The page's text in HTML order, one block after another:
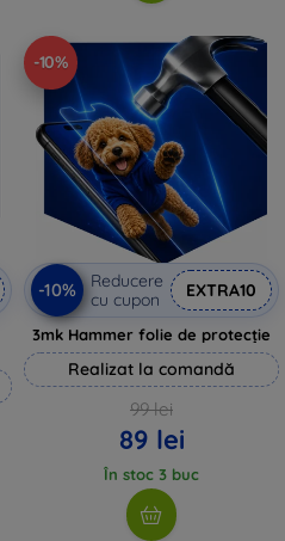
-10%
-10%
Reducere
cu cupon
EXTRA10
3mk Hammer folie de protecție
Realizat la comandă
99 lei
89 lei
În stoc 3 buc